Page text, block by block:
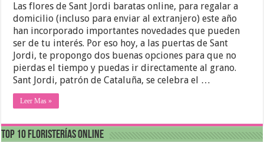
Las flores de Sant Jordi baratas online, para regalar a
domicilio (incluso para enviar al extranjero) este año
han incorporado importantes novedades que pueden
ser de tu interés. Por eso hoy, a las puertas de Sant
Jordi, te propongo dos buenas opciones para que no
pierdas el tiempo y puedas ir directamente al grano.
Sant Jordi, patrón de Cataluña, se celebra el …
Leer Mas »
Top 10 Floristerías Online